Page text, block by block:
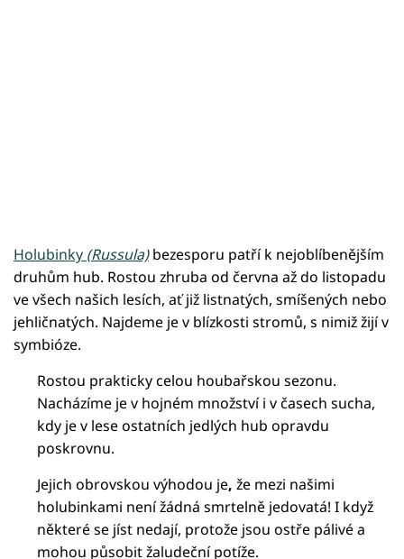
Holubinky (Russula)bezesporu patří k nejoblíbenějším
druhům hub. Rostou zhruba od června až do listopadu
ve všech našich lesích, ať již listnatých, smíšených nebo
jehličnatých. Najdeme je v blízkosti stromů, s nimiž žijí v
symbióze.
Rostou prakticky celou houbařskou sezonu.
Nacházíme je v hojném množství i v časech sucha,
kdy je v lese ostatních jedlých hub opravdu
poskrovnu.
Jejich obrovskou výhodou je, že mezi našimi
holubinkami nenížádná smrtelně jedovatá! I když
některé se jíst nedají, protože jsou ostře pálivé a
mohou působit žaludeční potíže.